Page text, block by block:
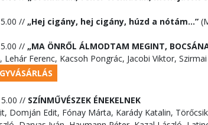
// „Hej cigány, hej cigány, húzd a nótám...”
// „MA ÖNRŐL ÁLMODTAM MEGINT,
Lehár Ferenc, Kacsoh Pongrác, Jacobi Viktor,
// SZÍNMŰVÉSZEK ÉNEKELNEK
Domján Edit, Fónay Márta, Karády Katalin,